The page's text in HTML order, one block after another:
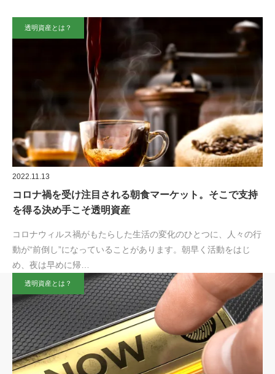
透明資産とは？
2022.11.13
コロナ禍を受け注目される朝食マーケット。そこで支持
を得る決め手こそ透明資産
コロナウィルス禍がもたらした生活の変化のひとつに、人々の行
動が“前倒し”になっていることがあります。朝早く活動をはじ
め、夜は早めに帰…
透明資産とは？